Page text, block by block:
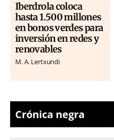
Iberdrola coloca
hasta 1.500 millones
en bonos verdes para
inversión en redes y
renovables
M. A. Lertxundi
Crónica negra